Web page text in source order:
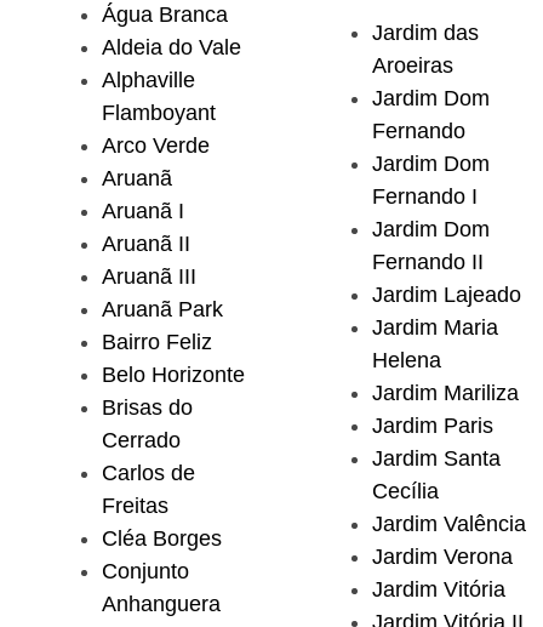
Água Branca
Aldeia do Vale
Alphaville
Flamboyant
Arco Verde
Aruanã
Aruanã I
Aruanã II
Aruanã III
Aruanã Park
Bairro Feliz
Belo Horizonte
Brisas do
Cerrado
Carlos de
Freitas
Cléa Borges
Conjunto
Anhanguera
Jardim das
Aroeiras
Jardim Dom
Fernando
Jardim Dom
Fernando I
Jardim Dom
Fernando II
Jardim Lajeado
Jardim Maria
Helena
Jardim Mariliza
Jardim Paris
Jardim Santa
Cecília
Jardim Valência
Jardim Verona
Jardim Vitória
Jardim Vitória II